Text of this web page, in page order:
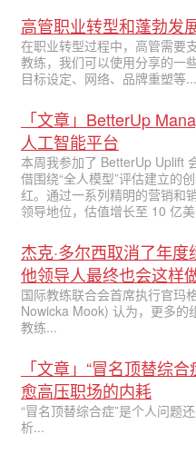
高管职业转型和蓬勃发
在职业转型过程中，高管需要
教练，我们可以使用分享的一
目标设定、网络、品牌重塑等...
「文章」BetterUp
人工智能平台
本周我参加了 BetterUp Uplift
借围绕“全人模型”评估建立的
红。通过一系列精明的营销和
领导地位，估值增长至 10 亿
杰克·多尔西取消了年
他领导人最终也会这样做
国际教练联合会首席执行官玛
Nowicka Mook) 认为，更多的
教练...
「文章」“冒名顶替综
愈高压职场的内耗
“冒名顶替综合症”是个人问题
析...